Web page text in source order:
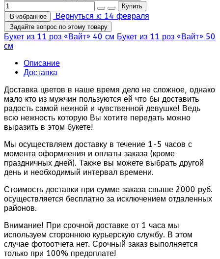
В избранное Вернуться к: 14 февраля
Задайте вопрос по этому товару
Букет из 11 роз «Вайт» 40 см Букет из 11 роз «Вайт» 50
см
Описание
Доставка
Доставка цветов в наше время дело не сложное, однако
мало кто из мужчин пользуются ей что бы доставить
радость самой нежной и чувственной девушке! Ведь
всю нежность которую Вы хотите передать можно
выразить в этом букете!
Мы осуществляем доставку в течение 1-5 часов с
момента оформления и оплаты заказа (кроме
праздничных дней). Также вы можете выбрать другой
день и необходимый интервал времени.
Стоимость доставки при сумме заказа свыше 2000 руб.
осуществляется бесплатно за исключением отдаленных
районов.
Внимание! При срочной доставке от 1 часа мы
используем стороннюю курьерскую службу. В этом
случае фотоотчета нет. Срочный заказ выполняется
только при 100% предоплате!